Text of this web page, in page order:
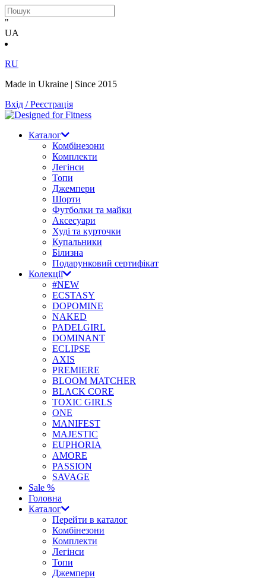
"
UA
RU
Made in Ukraine | Since 2015
Вхід / Реєстрація
Каталог
Комбінезони
Комплекти
Легінси
Топи
Джемпери
Шорти
Футболки та майки
Аксесуари
Худі та курточки
Купальники
Білизна
Подарунковий сертифікат
Колекції
#NEW
ECSTASY
DOPOMINE
NAKED
PADELGIRL
DOMINANT
ECLIPSE
AXIS
PREMIERE
BLOOM MATCHER
BLACK CORE
TOXIC GIRLS
ONE
MANIFEST
MAJESTIC
EUPHORIA
AMORE
PASSION
SAVAGE
Sale %
Головна
Каталог
Перейти в каталог
Комбінезони
Комплекти
Легінси
Топи
Джемпери